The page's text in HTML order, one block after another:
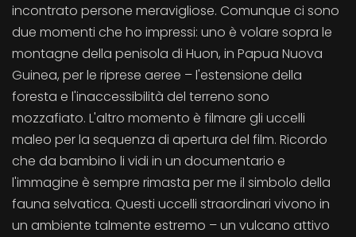
incontrato persone meravigliose. Comunque ci sono
due momenti che ho impressi: uno è volare sopra le
montagne della penisola di Huon, in Papua Nuova
Guinea, per le riprese aeree – l'estensione della
foresta e l'inaccessibilità del terreno sono
mozzafiato. L'altro momento è filmare gli uccelli
maleo per la sequenza di apertura del film. Ricordo
che da bambino li vidi in un documentario e
l'immagine è sempre rimasta per me il simbolo della
fauna selvatica. Questi uccelli straordinari vivono in
un ambiente talmente estremo – un vulcano attivo